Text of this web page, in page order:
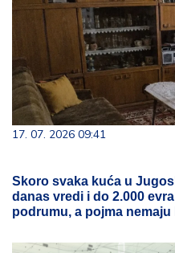
17. 07. 2026 09:41
Skoro svaka kuća u
danas vredi i do 2.000
podrumu, a pojma